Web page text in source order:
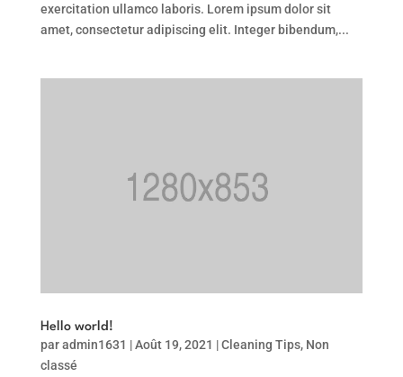
exercitation ullamco laboris. Lorem ipsum dolor sit
amet, consectetur adipiscing elit. Integer bibendum,...
Hello world!
paradmin1631 |Août 19, 2021 |Cleaning Tips, Non
classé